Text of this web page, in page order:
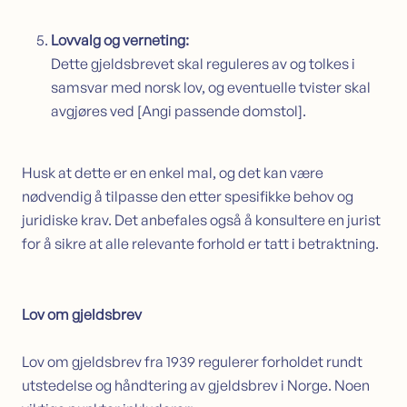
Lovvalg og verneting:
Dette gjeldsbrevet skal reguleres av og tolkes i
samsvar med norsk lov, og eventuelle tvister skal
avgjøres ved [Angi passende domstol].
Husk at dette er en enkel mal, og det kan være
nødvendig å tilpasse den etter spesifikke behov og
juridiske krav. Det anbefales også å konsultere en jurist
for å sikre at alle relevante forhold er tatt i betraktning.
Lov om gjeldsbrev
Lov om gjeldsbrev fra 1939 regulerer forholdet rundt
utstedelse og håndtering av gjeldsbrev i Norge. Noen